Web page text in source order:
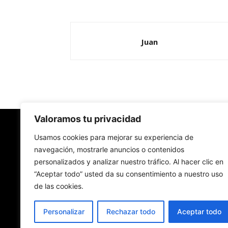
Valoramos tu privacidad
Usamos cookies para mejorar su experiencia de
navegación, mostrarle anuncios o contenidos
personalizados y analizar nuestro tráfico. Al hacer clic en
“Aceptar todo” usted da su consentimiento a nuestro uso
de las cookies.
Personalizar Rechazar todo Aceptar todo
Juan
Redes Cristianas
Una mirada alternativa sobre la Iglesia católica
- Colectivos de Redes Cristianas